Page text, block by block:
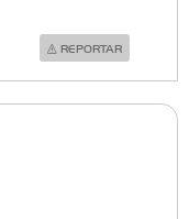
REPORTAR